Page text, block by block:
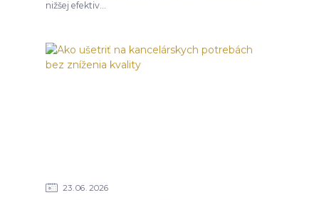
nižšej efektiv...
23 06 2026